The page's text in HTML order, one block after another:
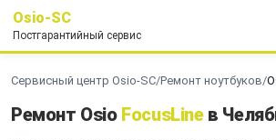
Osio-SC
Постгарантийный сервис
Сервисный центр Osio-SC/Ремонт ноутбуков/
Ремонт Osio FocusLineв